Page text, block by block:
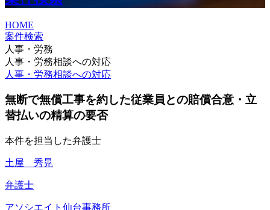
HOME
案件検索
人事・労務
人事・労務相談への対応
人事・労務相談への対応
無断で無償工事を約した従業員との賠償合意・立
替払いの精算の要否
本件を担当した弁護士
土屋 秀晃
弁護士
アソシエイト 仙台事務所